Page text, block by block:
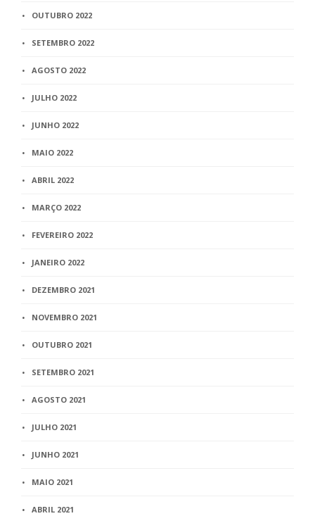
OUTUBRO 2022
SETEMBRO 2022
AGOSTO 2022
JULHO 2022
JUNHO 2022
MAIO 2022
ABRIL 2022
MARÇO 2022
FEVEREIRO 2022
JANEIRO 2022
DEZEMBRO 2021
NOVEMBRO 2021
OUTUBRO 2021
SETEMBRO 2021
AGOSTO 2021
JULHO 2021
JUNHO 2021
MAIO 2021
ABRIL 2021